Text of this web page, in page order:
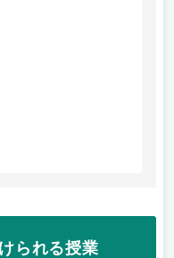
られる授業